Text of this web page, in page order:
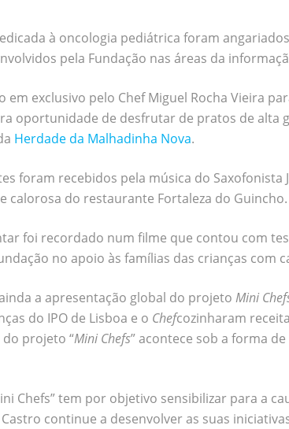
à oncologia pediátrica foram
pela Fundação nas áreas da
em exclusivo pelo Chef Miguel Rocha Vieira
oportunidade de desfrutar de pratos de alta
Herdade da Malhadinha Nova.
foram recebidos pela música do Saxofonista
calorosa do restaurante Fortaleza do Guincho.
foi recordado num filme que contou com
no apoio às famílias das crianças com
a apresentação global do projeto Mini
do IPO de Lisboa e o Chefcozinharam
projeto “Mini Chefs” acontece sob a forma
Chefs” tem por objetivo sensibilizar para a
continue a desenvolver as suas